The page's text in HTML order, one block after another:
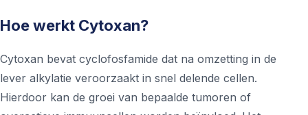
Hoe werkt Cytoxan?
Cytoxan bevat cyclofosfamide dat na omzetting in de
lever alkylatie veroorzaakt in snel delende cellen.
Hierdoor kan de groei van bepaalde tumoren of